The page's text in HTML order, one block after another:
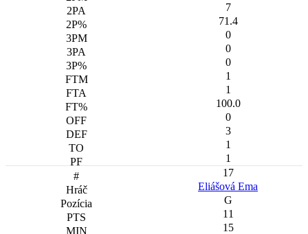
7
71.4
0
0
0
1
1
100.0
0
3
1
1
17
Eliášová Ema
G
11
15